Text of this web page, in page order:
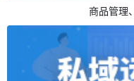
商品管理